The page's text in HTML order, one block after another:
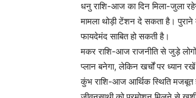
धनु राशि-आज का दिन मिला-जुला
मामला थोड़ी टेंशन दे सकता है।
फायदेमंद साबित हो सकती है।
मकर राशि-आज राजनीति से जुड़े
प्लान बनेगा, लेकिन खर्चों पर ध्यान
कुंभ राशि-आज आर्थिक स्थिति मजबूत